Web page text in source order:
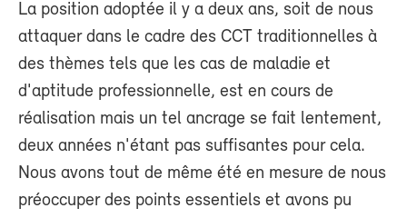
La position adoptée il y a deux ans, soit de nous
attaquer dans le cadre des CCT traditionnelles à
des thèmes tels que les cas de maladie et
d'aptitude professionnelle, est en cours de
réalisation mais un tel ancrage se fait lentement,
deux années n'étant pas suffisantes pour cela.
Nous avons tout de même été en mesure de nous
préoccuper des points essentiels et avons pu